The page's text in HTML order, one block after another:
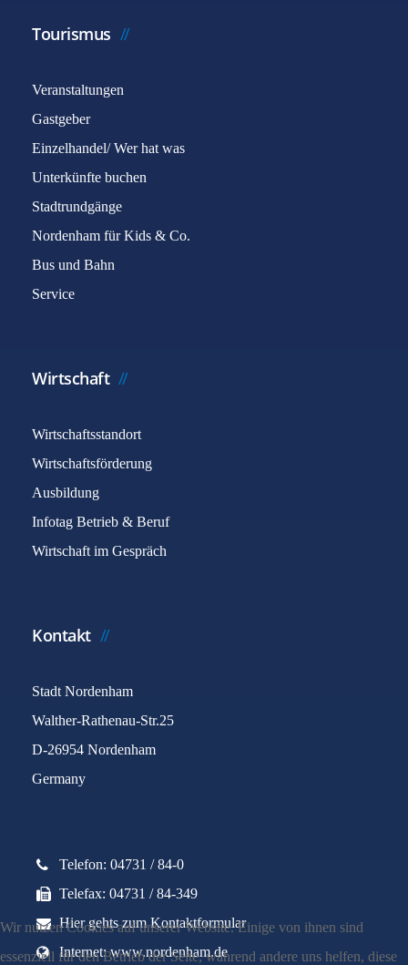
Tourismus
Veranstaltungen
Gastgeber
Einzelhandel/ Wer hat was
Unterkünfte buchen
Stadtrundgänge
Nordenham für Kids & Co.
Bus und Bahn
Service
Wirtschaft
Wirtschaftsstandort
Wirtschaftsförderung
Ausbildung
Infotag Betrieb & Beruf
Wirtschaft im Gespräch
Kontakt
Stadt Nordenham
Walther-Rathenau-Str.25
D-26954 Nordenham
Germany
Telefon: 04731 / 84-0
Telefax: 04731 / 84-349
Hier gehts zum Kontaktformular
Internet: www.nordenham.de
Wir nutzen Cookies auf unserer Website. Einige von ihnen sind
essenziell für den Betrieb der Seite, während andere uns helfen, diese